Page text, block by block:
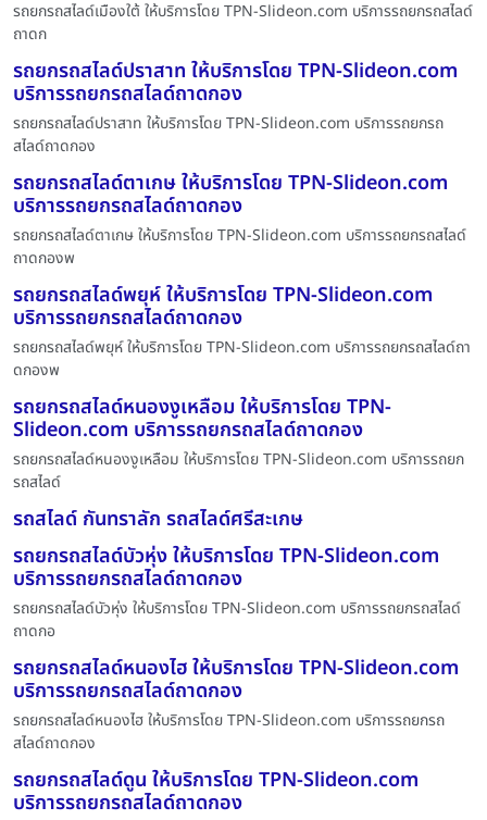
รถยกรถสไลด์เมืองใต้ ให้บริการโดย TPN-Slideon.com บริการรถยกรถสไลด์
ถาดก
รถยกรถสไลด์ปราสาท ให้บริการโดย TPN-Slideon.com
บริการรถยกรถสไลด์ถาดกอง
รถยกรถสไลด์ปราสาท ให้บริการโดย TPN-Slideon.com บริการรถยกรถ
สไลด์ถาดกอง
รถยกรถสไลด์ตาเกษ ให้บริการโดย TPN-Slideon.com
บริการรถยกรถสไลด์ถาดกอง
รถยกรถสไลด์ตาเกษ ให้บริการโดย TPN-Slideon.com บริการรถยกรถสไลด์
ถาดกองพ
รถยกรถสไลด์พยุห์ ให้บริการโดย TPN-Slideon.com
บริการรถยกรถสไลด์ถาดกอง
รถยกรถสไลด์พยุห์ ให้บริการโดย TPN-Slideon.com บริการรถยกรถสไลด์ถา
ดกองพ
รถยกรถสไลด์หนองงูเหลือม ให้บริการโดย TPN-
Slideon.com บริการรถยกรถสไลด์ถาดกอง
รถยกรถสไลด์หนองงูเหลือม ให้บริการโดย TPN-Slideon.com บริการรถยก
รถสไลด์
รถสไลด์ กันทราลัก รถสไลด์ศรีสะเกษ
รถยกรถสไลด์บัวหุ่ง ให้บริการโดย TPN-Slideon.com
บริการรถยกรถสไลด์ถาดกอง
รถยกรถสไลด์บัวหุ่ง ให้บริการโดย TPN-Slideon.com บริการรถยกรถสไลด์
ถาดกอ
รถยกรถสไลด์หนองไฮ ให้บริการโดย TPN-Slideon.com
บริการรถยกรถสไลด์ถาดกอง
รถยกรถสไลด์หนองไฮ ให้บริการโดย TPN-Slideon.com บริการรถยกรถ
สไลด์ถาดกอง
รถยกรถสไลด์ดูน ให้บริการโดย TPN-Slideon.com
บริการรถยกรถสไลด์ถาดกอง